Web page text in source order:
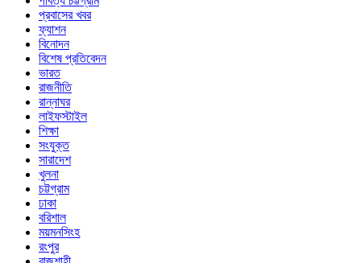
প্রবাসের খবর
ফ্যাশন
বিনোদন
বিশেষ প্রতিবেদন
ভারত
রাজনীতি
রান্নাঘর
লাইফস্টাইল
শিক্ষা
সংযুক্ত
সারাদেশ
খুলনা
চট্টগ্রাম
ঢাকা
বরিশাল
ময়মনসিংহ
রংপুর